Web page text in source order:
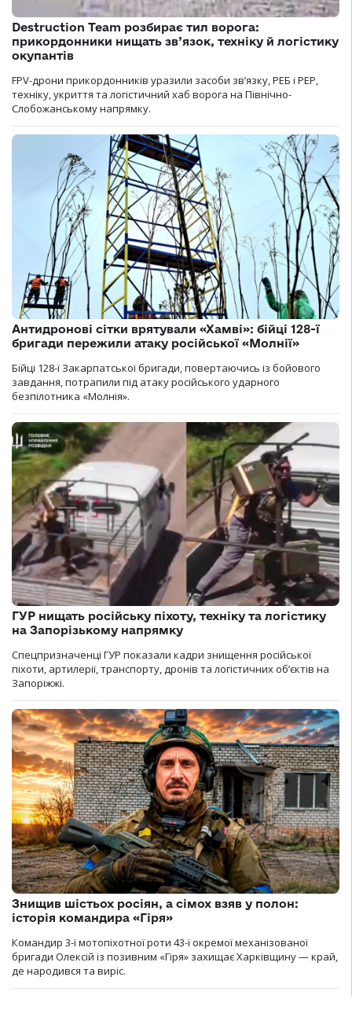
Destruction Team розбирає тил ворога:
прикордонники нищать зв’язок, техніку й логістику
окупантів
FPV-дрони прикордонників уразили засоби зв’язку, РЕБ і РЕР,
техніку, укриття та логістичний хаб ворога на Північно-
Слобожанському напрямку.
Антидронові сітки врятували «Хамві»: бійці 128-ї
бригади пережили атаку російської «Молнії»
Бійці 128-ї Закарпатської бригади, повертаючись із бойового
завдання, потрапили під атаку російського ударного
безпілотника «Молнія».
ГУР нищать російську піхоту, техніку та логістику
на Запорізькому напрямку
Спецпризначенці ГУР показали кадри знищення російської
піхоти, артилерії, транспорту, дронів та логістичних об’єктів на
Запоріжжі.
Знищив шістьох росіян, а сімох взяв у полон:
історія командира «Гіря»
Командир 3-ї мотопіхотної роти 43-ї окремої механізованої
бригади Олексій із позивним «Гіря» захищає Харківщину — край,
де народився та виріс.